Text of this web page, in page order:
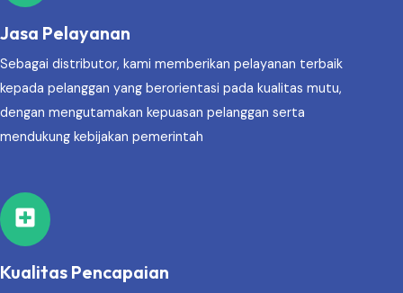
Jasa Pelayanan
Sebagai distributor, kami memberikan pelayanan terbaik
kepada pelanggan yang berorientasi pada kualitas mutu,
dengan mengutamakan kepuasan pelanggan serta
mendukung kebijakan pemerintah
Kualitas Pencapaian